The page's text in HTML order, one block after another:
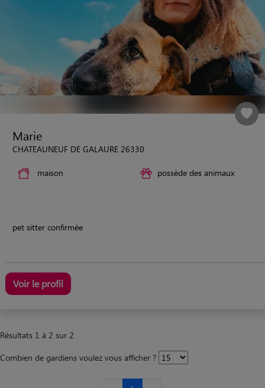
Marie
CHATEAUNEUF DE GALAURE 26330
maison possède des animaux
pet sitter confirmée
Voir le profil
Résultats 1 à 2 sur 2
Combien de gardiens voulez vous afficher ?